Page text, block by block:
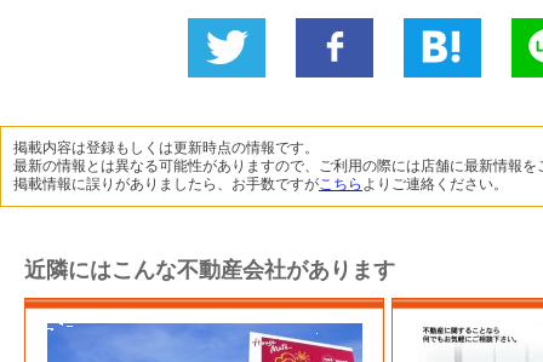
に投稿
ね！
掲載内容は登録もしくは更新時点の情報です。
最新の情報とは異なる可能性がありますので、ご利用の際には店舗に最新情報を
掲載情報に誤りがありましたら、お手数ですがこちら よりご連絡ください。
近隣にはこんな不動産会社があります